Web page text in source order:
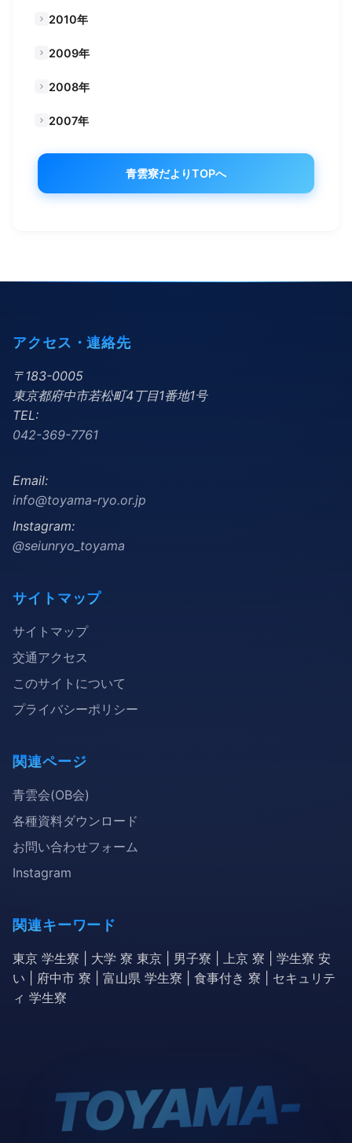
2010年
2009年
2008年
2007年
青雲寮だよりTOPへ
アクセス・連絡先
〒183-0005
東京都府中市若松町4丁目1番地1号
TEL:
042-369-7761
Email:
info@toyama-ryo.or.jp
Instagram:
@seiunryo_toyama
サイトマップ
サイトマップ
交通アクセス
このサイトについて
プライバシーポリシー
関連ページ
青雲会(OB会)
各種資料ダウンロード
お問い合わせフォーム
Instagram
関連キーワード
東京 学生寮 | 大学 寮 東京 | 男子寮 | 上京 寮 | 学生寮 安
い | 府中市 寮 | 富山県 学生寮 | 食事付き 寮 | セキュリテ
ィ 学生寮
TOYA
MA-